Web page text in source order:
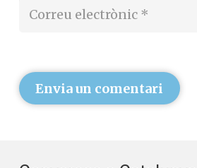
Envia un comentari